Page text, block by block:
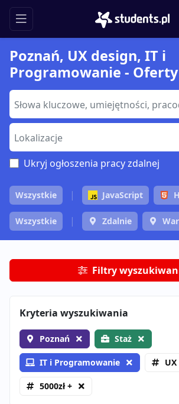
Poznań, UX design, IT i
Programowanie -
Ukryj ogłoszenia pracy zdalnej
Wszystkie JavaScript
Wszystkie Zdalnie
Filtry
Kryteria wyszukiwania
Poznań Staż
IT i Programowanie
5000zł +